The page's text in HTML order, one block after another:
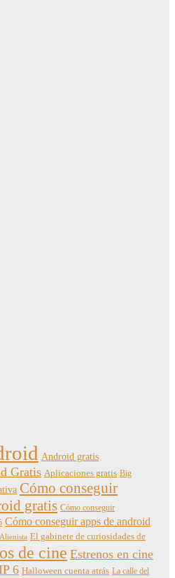
Android gratis
Gratis Aplicaciones gratis Big
Cómo conseguir
gratis Cómo conseguir
Cómo conseguir apps de android
El gabinete de curiosidades de
de cine Estrenos en cine
6 Halloween cuenta atrás La calle del